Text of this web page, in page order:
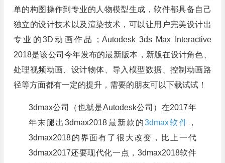
单的构图操作到专业的人物模型生成，软件都具备自己
独立的设计技术以及渲染技术，可以让用户完美设计出
专业的3D动画作品；Autodesk 3ds Max Interactive
2018是该公司今年发布的最新版本，新版在设计角色、
处理视频动画、设计物体、导入模型数据、控制动画路
径等方面都有一定的提升，需要的朋友可以下载试试！
3dmax公司（也就是Autodesk公司）在2017年
年末腿出3dmax2018最新款的3dmax软件 ，
3dmax2018的界面有了很大改变，比上一代
3dmax2017还要现代化一点，3dmax2018软件